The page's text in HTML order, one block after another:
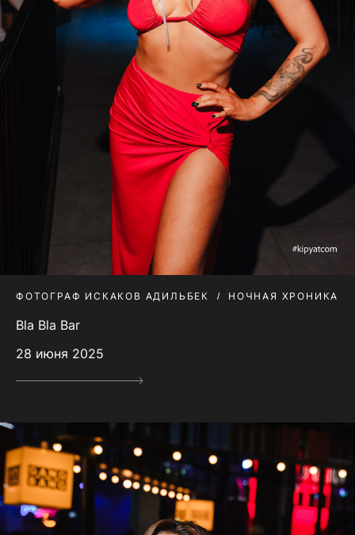
ФОТОГРАФ ИСКАКОВ АДИЛЬБЕК НОЧНАЯ ХРОНИКА
Bla Bla Bar
28 июня 2025